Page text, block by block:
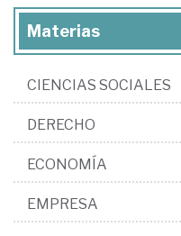
Materias
CIENCIAS SOCIALES
DERECHO
ECONOMÍA
EMPRESA